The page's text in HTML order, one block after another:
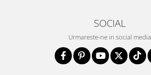
SOCIAL
Urmareste-ne in social media